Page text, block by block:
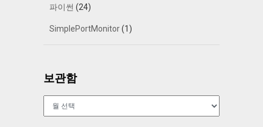
파이썬 (24)
SimplePortMonitor(1)
보관함